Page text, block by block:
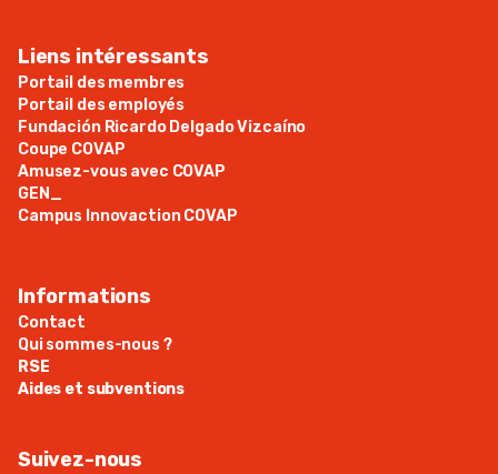
Liens intéressants
Portail des membres
Portail des employés
Fundación Ricardo Delgado Vizcaíno
Coupe COVAP
Amusez-vous avec COVAP
GEN_
Campus Innovaction COVAP
Informations
Contact
Qui sommes-nous ?
RSE
Aides et subventions
Suivez-nous